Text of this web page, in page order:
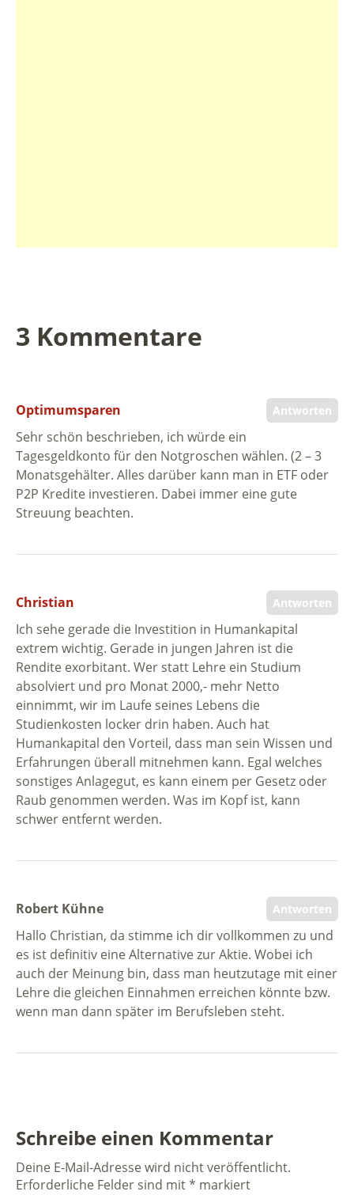
3 Kommentare
Antworten
Optimumsparen
Sehr schön beschrieben, ich würde ein
Tagesgeldkonto für den Notgroschen wählen. (2 – 3
Monatsgehälter. Alles darüber kann man in ETF oder
P2P Kredite investieren. Dabei immer eine gute
Streuung beachten.
Antworten
Christian
Ich sehe gerade die Investition in Humankapital
extrem wichtig. Gerade in jungen Jahren ist die
Rendite exorbitant. Wer statt Lehre ein Studium
absolviert und pro Monat 2000,- mehr Netto
einnimmt, wir im Laufe seines Lebens die
Studienkosten locker drin haben. Auch hat
Humankapital den Vorteil, dass man sein Wissen und
Erfahrungen überall mitnehmen kann. Egal welches
sonstiges Anlagegut, es kann einem per Gesetz oder
Raub genommen werden. Was im Kopf ist, kann
schwer entfernt werden.
Antworten
Robert Kühne
Hallo Christian, da stimme ich dir vollkommen zu und
es ist definitiv eine Alternative zur Aktie. Wobei ich
auch der Meinung bin, dass man heutzutage mit einer
Lehre die gleichen Einnahmen erreichen könnte bzw.
wenn man dann später im Berufsleben steht.
Schreibe einen Kommentar
Deine E-Mail-Adresse wird nicht veröffentlicht.
Erforderliche Felder sind mit* markiert